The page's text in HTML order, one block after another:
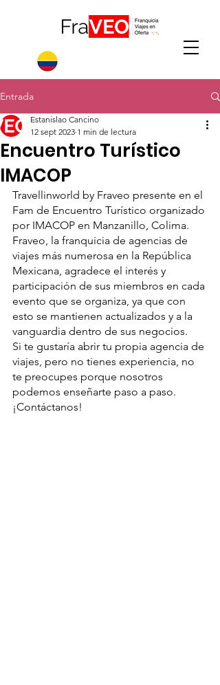
Entrada
Encuentro Turístico
IMACOP
Estanislao Cancino
12 sept 2023 1 min de lectura
Travellinworld by Fraveo presente en el
Fam de Encuentro Turístico organizado
por IMACOP en Manzanillo, Colima.
Fraveo, la franquicia de agencias de
viajes más numerosa en la República
Mexicana, agradece el interés y
participación de sus miembros en cada
evento que se organiza, ya que con
esto se mantienen actualizados y a la
vanguardia dentro de sus negocios.
Si te gustaría abrir tu propia agencia de
viajes, pero no tienes experiencia, no
te preocupes porque nosotros
podemos enseñarte paso a paso.
¡Contáctanos!